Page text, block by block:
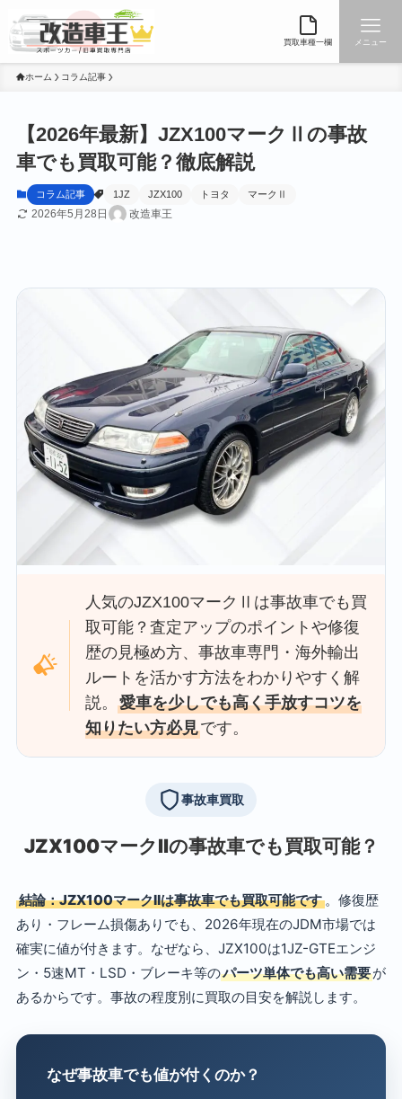
買取車種一欄 メニュー
ホーム コラム記事
【2026年最新】JZX100マークⅡの事故
車でも買取可能？徹底解説
コラム記事 1JZ JZX100 トヨタ マークⅡ
2026年5月28日 改造車王
人気のJZX100マークⅡは事故車でも買
取可能？査定アップのポイントや修復
歴の見極め方、事故車専門・海外輸出
ルートを活かす方法をわかりやすく解
説。愛車を少しでも高く手放すコツを
知りたい方必見です。
事故車買取
JZX100マークIIの事故車でも買取可能？
結論：JZX100マークIIは事故車でも買取可能です。修復歴
あり・フレーム損傷ありでも、2026年現在のJDM市場では
確実に値が付きます。なぜなら、JZX100は1JZ-GTEエンジ
ン・5速MT・LSD・ブレーキ等のパーツ単体でも高い需要が
あるからです。事故の程度別に買取の目安を解説します。
なぜ事故車でも値が付くのか？